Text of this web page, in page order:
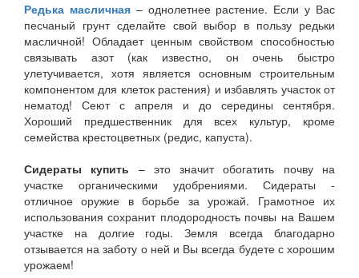
Редька масличная– однолетнее растение. Если у Вас
песчаный грунт сделайте свой выбор в пользу редьки
масличной! Обладает ценным свойством способностью
связывать азот (как известно, он очень быстро
улетучивается, хотя является основным строительным
компонентом для клеток растения) и избавлять участок от
нематод! Сеют с апреля и до середины сентября.
Хороший предшественник для всех культур, кроме
семейства крестоцветных (редис, капуста).
Сидераты купить – это значит обогатить почву на
участке органическими удобрениями. Сидераты -
отличное оружие в борьбе за урожай. Грамотное их
использования сохранит плодородность почвы на Вашем
участке на долгие годы. Земля всегда благодарно
отзывается на заботу о ней и Вы всегда будете с хорошим
урожаем!